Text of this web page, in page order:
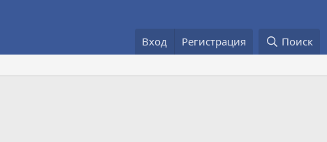
Вход Регистрация Поиск